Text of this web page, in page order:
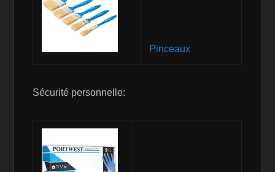
Pinceaux
Sécurité personnelle: